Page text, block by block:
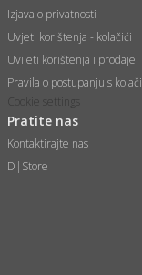
Izjava o privatnosti
Uvjeti korištenja - kolačići
Uvijeti korištenja i prodaje
Pravila o postupanju s
Cookie settings
Pratite nas
Kontaktirajte nas
D|Store